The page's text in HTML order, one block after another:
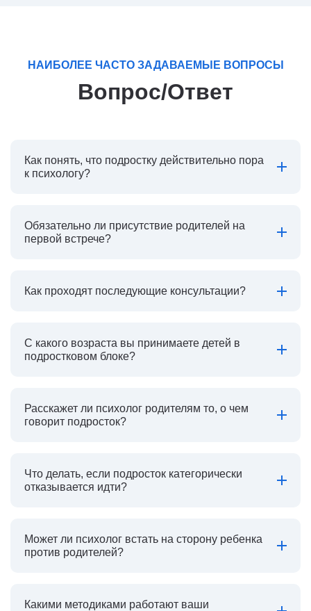
НАИБОЛЕЕ ЧАСТО ЗАДАВАЕМЫЕ ВОПРОСЫ
Вопрос/Ответ
Как понять, что подростку действительно пора
к психологу?
Обязательно ли присутствие родителей на
первой встрече?
Как проходят последующие консультации?
С какого возраста вы принимаете детей в
подростковом блоке?
Расскажет ли психолог родителям то, о чем
говорит подросток?
Что делать, если подросток категорически
отказывается идти?
Может ли психолог встать на сторону ребенка
против родителей?
Какими методиками работают ваши